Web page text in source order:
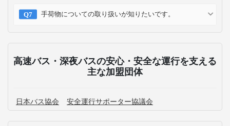
手荷物についての取り扱いが知りたいです。
高速バス・深夜バスの安心・安全な運行を支える
主な加盟団体
日本バス協会 安全運行サポーター協議会